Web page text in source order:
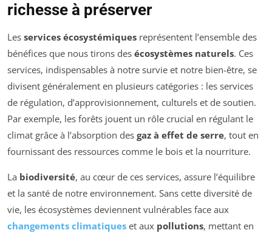
richesse à préserver
Les services écosystémiques représentent l’ensemble des
bénéfices que nous tirons des écosystèmes naturels. Ces
services, indispensables à notre survie et notre bien-être, se
divisent généralement en plusieurs catégories : les services
de régulation, d’approvisionnement, culturels et de soutien.
Par exemple, les forêts jouent un rôle crucial en régulant le
climat grâce à l’absorption des gaz à effet de serre, tout en
fournissant des ressources comme le bois et la nourriture.
La biodiversité, au cœur de ces services, assure l’équilibre
et la santé de notre environnement. Sans cette diversité de
vie, les écosystèmes deviennent vulnérables face aux
changements climatiques et aux pollutions, mettant en